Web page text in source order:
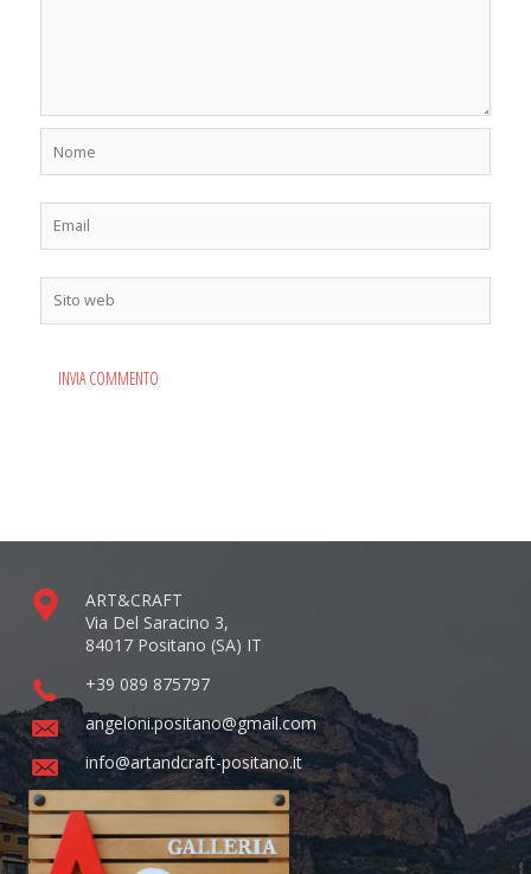
web
ART&CRAFT
Via Del Saracino 3,
84017 Positano (SA) IT
+39 089 875797
angeloni.positano@gmail.com
info@artandcraft-positano.it